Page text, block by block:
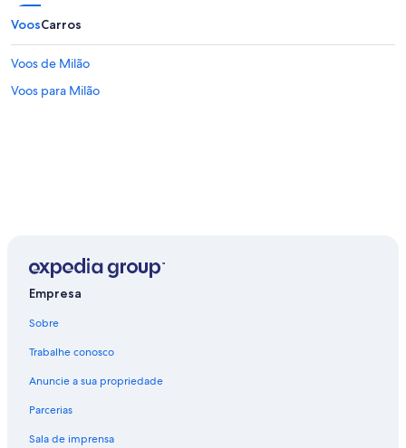
VoosCarros
Voos de Milão
Voos para Milão
Empresa
Sobre
Trabalhe conosco
Anuncie a sua propriedade
Parcerias
Sala de imprensa